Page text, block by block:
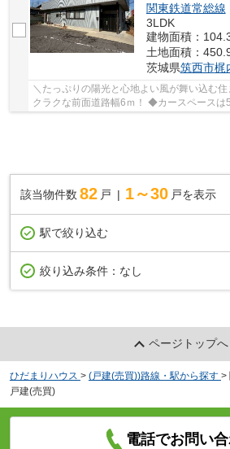
関東鉄道常総線
3LDK
建物面積：
土地面積：
茨城県筑西市梶
＼たっぷりの陽光と心地よい風が舞い込む住まい！／ ◆車
クラクな前面道路幅6ｍ！ ◆カースペースは
当たり良好！ ■ひだまりハウスは、お客様
該当物件数 82 戸 1～30 戸を表示
駅で絞り込む
絞り込み条件： なし
ページトップへ
ひだまりハウス > (戸建(売買))路線・駅から探す >
戸建(売買)
電話でお問い